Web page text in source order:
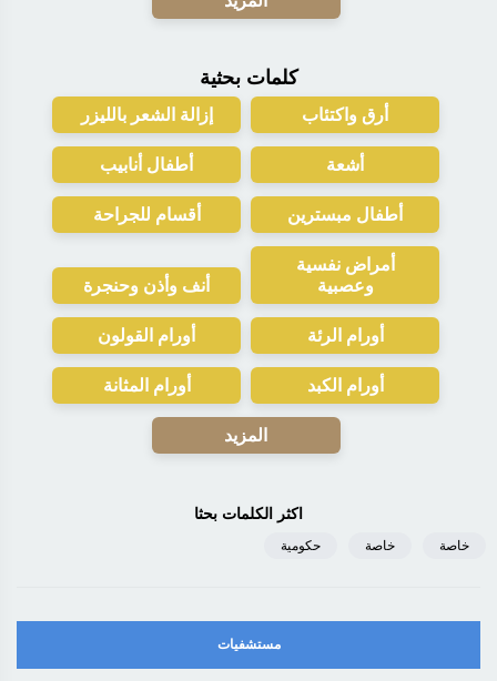
كلمات بحثية
أرق واكتئاب إزالة الشعر بالليزر
أشعة أطفال أنابيب
أطفال مبسترين أقسام للجراحة
أمراض نفسية
وعصبية
أنف وأذن وحنجرة
أورام الرئة أورام القولون
أورام الكبد أورام المثانة
المزيد
اكثر الكلمات بحثا
خاصة خاصة حكومية
مستشفيات